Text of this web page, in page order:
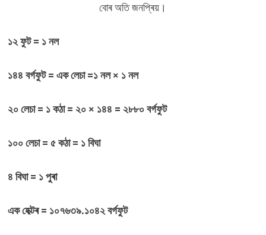
বোৰ অতি জনপ্ৰিয়।
১২ ফুট = ১ নল
১৪৪ বৰ্গফুট = এক লেচা =১ নল × ১ নল
২০ লেচা = ১ কঠা = ২০ × ১৪৪ = ২৮৮০ বৰ্গফুট
১০০ লেচা = ৫ কঠা = ১ বিঘা
৪ বিঘা = ১ পুৰা
এক হেক্টৰ = ১০৭৬৩৯.১০৪২ বৰ্গফুট